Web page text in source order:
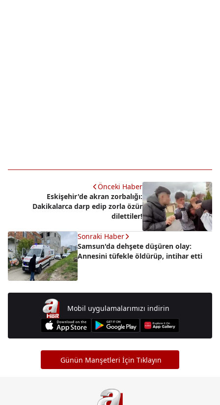
Önceki Haber
Eskişehir'de akran zorbalığı:
Dakikalarca darp edip zorla özür
dilettiler!
Sonraki Haber
Samsun'da dehşete düşüren olay:
Annesini tüfekle öldürüp, intihar etti
Mobil uygulamalarımızı indirin
Günün Manşetleri İçin Tıklayın